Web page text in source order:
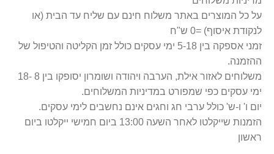
על כל המוצרים באתר משלוח חינם עם שליח עד הבית (או
לנקודת איסוף) =0 ש"ח
זמני אספקה בין 5-18 ימי עסקים כולל זמן הקליטה והטיפול של
ההזמנה.
משלוחים לאזור אילת, הערבה ויהודה ושומרון יסופקו בין 8 -18
ימי עסקים כפי שמפורט במדיניות המשלוחים.
יום ו' ו-ש' כולל ערבי חג וחגים אינם נחשבים לימי עסקים.
הזמנות שייקלטו לאחר השעה 13:00 ביום חמישי ייקלטו ביום
ראשון